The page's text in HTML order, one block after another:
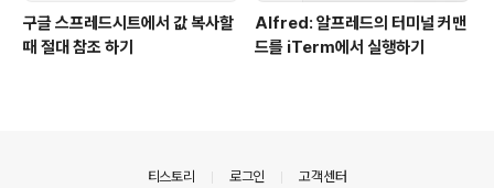
구글 스프레드시트에서 값 복사할
때 절대 참조 하기
Alfred: 알프레드의 터미널 커맨
드를 iTerm에서 실행하기
티스토리 로그인 고객센터